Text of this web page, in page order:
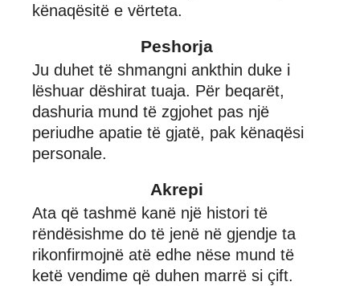
kënaqësitë e vërteta.
Peshorja
Ju duhet të shmangni ankthin duke i
lëshuar dëshirat tuaja. Për beqarët,
dashuria mund të zgjohet pas një
periudhe apatie të gjatë, pak kënaqësi
personale.
Akrepi
Ata që tashmë kanë një histori të
rëndësishme do të jenë në gjendje ta
rikonfirmojnë atë edhe nëse mund të
ketë vendime që duhen marrë si çift.